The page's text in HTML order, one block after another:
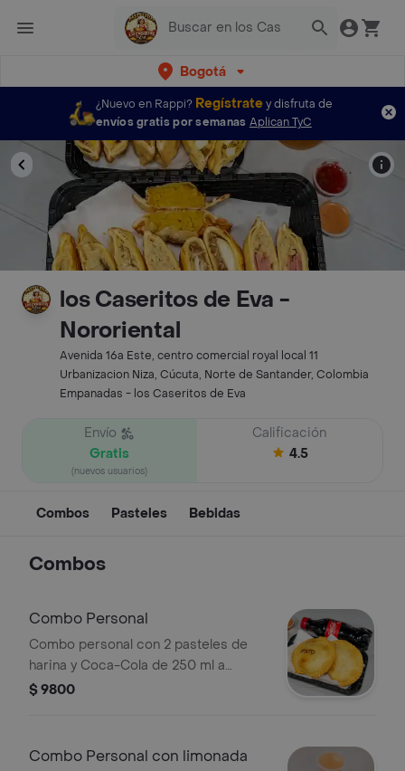
Bogotá
¿Nuevo en Rappi? Regístratey disfruta de
envíos gratis por semanas Aplican TyC
los Caseritos de Eva -
Nororiental
Avenida 16a Este, centro comercial royal local 11
Urbanizacion Niza, Cúcuta, Norte de Santander, Colombia
Empanadas - los Caseritos de Eva
Envío
Gratis
(nuevos usuarios)
Calificación
4.5
Combos Pasteles Bebidas
Combos
Combo Personal
Combo personal con 2 pasteles de
harina y Coca-Cola de 250 ml a
elección.
$ 9800
Combo Personal con limonada